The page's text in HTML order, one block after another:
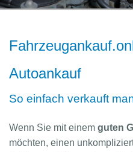
Autoankauf
So einfach verkauft
Wenn Sie mit einem guten
möchten, einen